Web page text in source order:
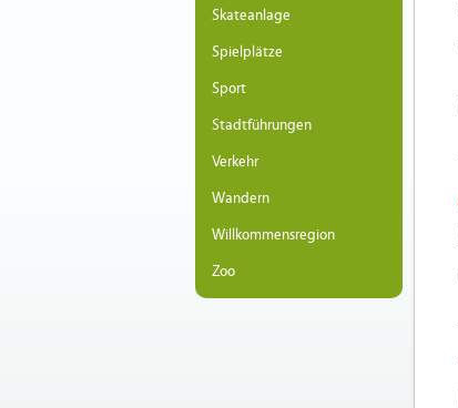
Skateanlage
Spielplätze
Sport
Stadtführungen
Verkehr
Wandern
Willkommensregion
Zoo